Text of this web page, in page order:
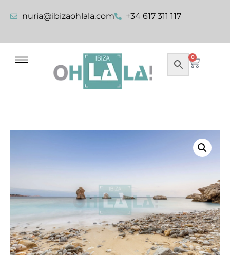
nuria@ibizaohlala.com +34 617 311 117
0